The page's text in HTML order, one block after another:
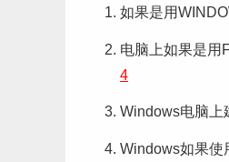
如果是用
电脑上如果是用
4
Windows电脑上
Windows如果使